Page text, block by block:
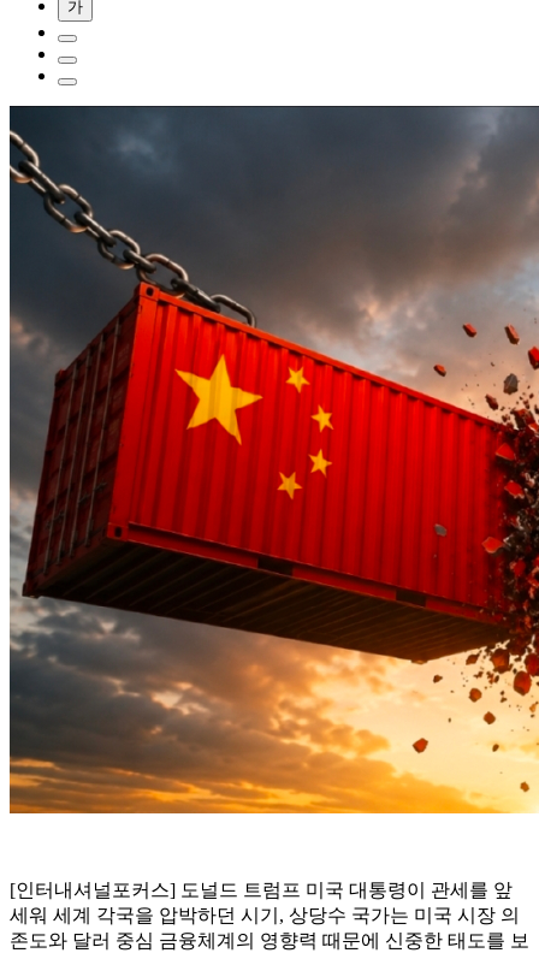
가
[인터내셔널포커스] 도널드 트럼프 미국 대통령이 관세를 앞
세워 세계 각국을 압박하던 시기, 상당수 국가는 미국 시장 의
존도와 달러 중심 금융체계의 영향력 때문에 신중한 태도를 보